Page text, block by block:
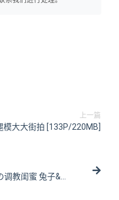
上一篇
模大大街拍 [133P/220MB]
教闺蜜 兔子&阳